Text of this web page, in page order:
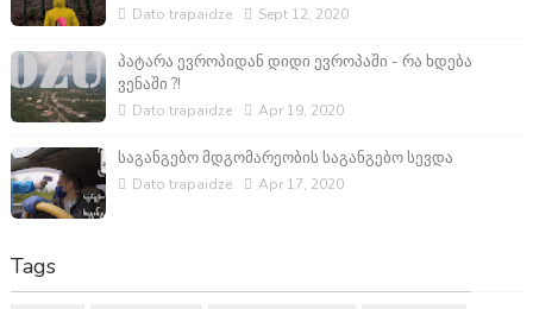
Dato trapaidze Sept 12, 2020
პატარა ევროპიდან დიდი ევროპაში - რა ხდება
ვენაში ?!
Dato trapaidze Apr 19, 2020
საგანგებო მდგომარეობის საგანგებო სევდა
Dato trapaidze Apr 17, 2020
Tags